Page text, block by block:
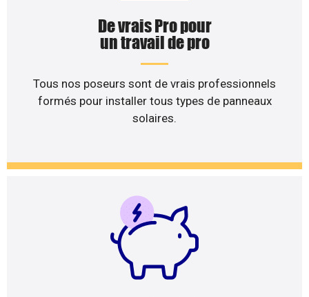
De vrais Pro pour
un travail de pro
Tous nos poseurs sont de vrais professionnels
formés pour installer tous types de panneaux
solaires.